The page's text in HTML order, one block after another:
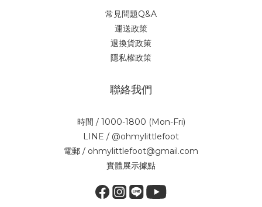
常見問題Q&A
運送政策
退換貨政策
隱私權政策
聯絡我們
時間 / 1000-1800 (Mon-Fri)
LINE / @ohmylittlefoot
電郵 / ohmylittlefoot@gmail.com
實體展示據點